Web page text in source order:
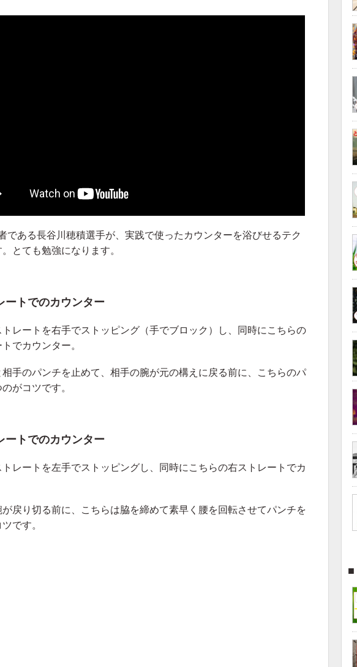
である長谷川穂積選手が、実践で使ったカウンターを浴びせるテク
とても勉強になります。
ートでのカウンター
レートを右手でストッピング（手でブロック）し、同時にこちらの
でカウンター。
相手のパンチを止めて、相手の腕が元の構えに戻る前に、こちらのパ
がコツです。
ートでのカウンター
レートを左手でストッピングし、同時にこちらの右ストレートでカ
戻り切る前に、こちらは脇を締めて素早く腰を回転させてパンチを
です。